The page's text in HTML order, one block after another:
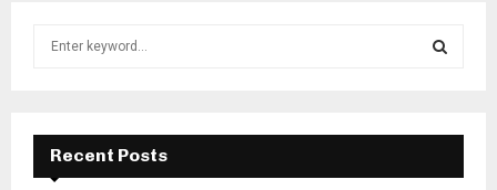
f
E
A
Recent Posts